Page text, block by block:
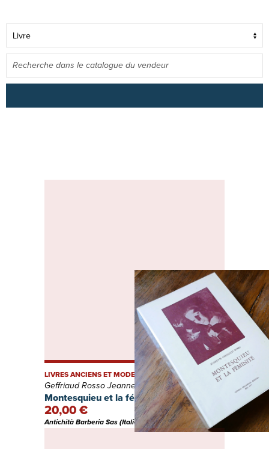
Montesquieu et la féminité.
LIVRES ANCIENS ET MODERNES
Geffriaud Rosso Jeannette
20,00 €
Antichità Barberia Sas (Italie)